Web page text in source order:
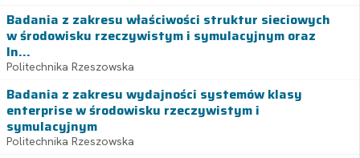
Badania z zakresu właściwości struktur sieciowych
w środowisku rzeczywistym i symulacyjnym oraz
In...
Politechnika Rzeszowska
Badania z zakresu wydajności systemów klasy
enterprise w środowisku rzeczywistym i
symulacyjnym
Politechnika Rzeszowska